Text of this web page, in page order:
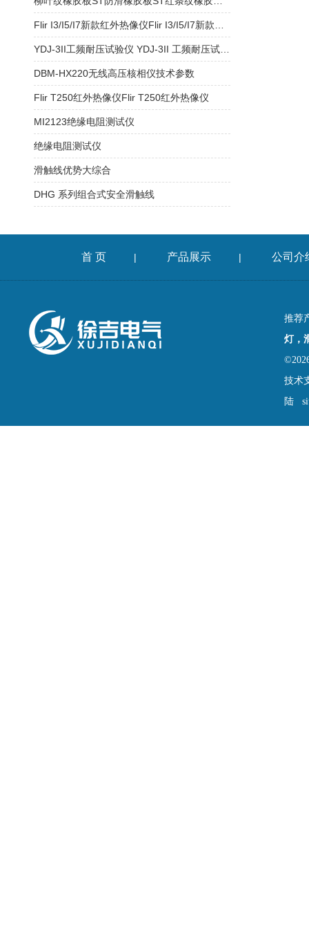
DBM-HX220无线高压核相仪技术参数
Flir T250红外热像仪Flir T250红外热像仪
MI2123绝缘电阻测试仪
绝缘电阻测试仪
滑触线优势大综合
DHG 系列组合式安全滑触线
首 页 | 产品展示 | 公司介
推荐
灯，
技术
陆